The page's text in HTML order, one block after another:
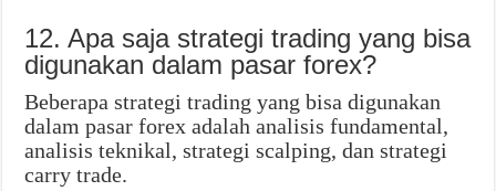
12. Apa saja strategi trading yang bisa
digunakan dalam pasar forex?
Beberapa strategi trading yang bisa digunakan
dalam pasar forex adalah analisis fundamental,
analisis teknikal, strategi scalping, dan strategi
carry trade.